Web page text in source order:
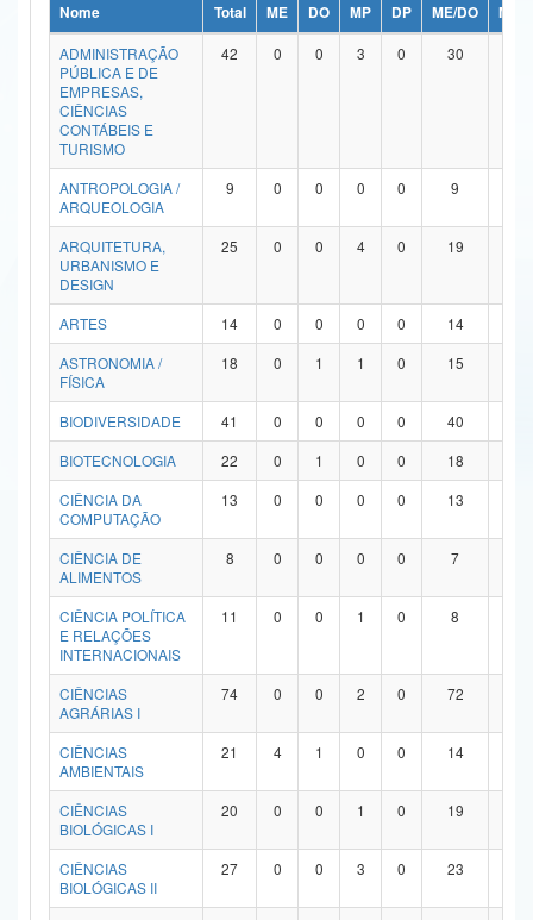
Ministério da Ciência, Tecnologia, Inovações e Comunicações
Ministério do Meio Ambiente
Ministério do Turismo
Ministério do Desenvolvimento Regional
Controladoria-Geral da União
Ministério da Mulher, da Família e dos Direitos Humanos
Secretaria de Governo
Advocacia-Geral da União
Banco Central do Brasil
Nome Total ME DO MP DP ME/DO
MP/
ADMINISTRAÇÃO
PÚBLICA E DE
EMPRESAS,
CIÊNCIAS
CONTÁBEIS E
TURISMO
42 0 0 3 0 30
ANTROPOLOGIA /
ARQUEOLOGIA
9 0 0 0 0 9
ARQUITETURA,
URBANISMO E
DESIGN
25 0 0 4 0 19
ARTES 14 0 0 0 0 14
ASTRONOMIA /
FÍSICA
18 0 1 1 0 15
BIODIVERSIDADE 41 0 0 0 0 40
BIOTECNOLOGIA
22 0 1 0 0 18
CIÊNCIA DA
COMPUTAÇÃO
13 0 0 0 0 13
CIÊNCIA DE
ALIMENTOS
8 0 0 0 0 7
CIÊNCIA POLÍTICA
E RELAÇÕES
INTERNACIONAIS
11 0 0 1 0 8
CIÊNCIAS
AGRÁRIAS I
74 0 0 2 0 72
CIÊNCIAS
AMBIENTAIS
21 4 1 0 0 14
CIÊNCIAS
BIOLÓGICAS I
20 0 0 1 0 19
CIÊNCIAS
BIOLÓGICAS II
27 0 0 3 0 23